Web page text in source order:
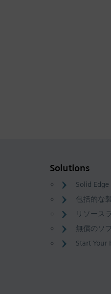
Solutions
Solid
包括的な
リソース
無償のソ
Start Your